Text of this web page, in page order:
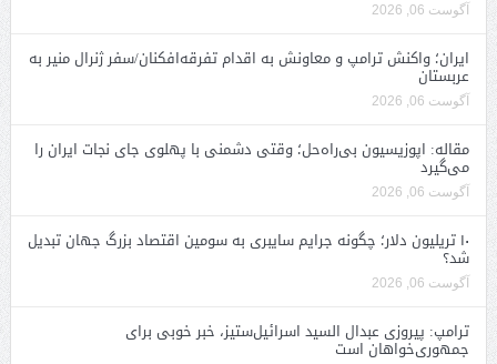
آگوست 06, 2026
ایران؛ واکنش ترامپ و معاونش به اقدام تفرقه‌افکنان/سفر ژنرال منیر به
عربستان
آگوست 06, 2026
مقاله: اپوزیسیون بی‌راه‌حل؛ وقتی دشمنی با پهلوی جای نجات ایران را
می‌گیرد
آگوست 06, 2026
۱۰ تریلیون دلار؛ چگونه جرایم سایبری به سومین اقتصاد بزرگ جهان تبدیل
شد؟
آگوست 06, 2026
ترامپ: پیروزی عبدال السید اسرائیل‌ستیز، خبر خوبی برای
جمهوری‌خواهان است